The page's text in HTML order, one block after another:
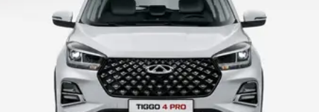
НАШИ МЕРОПРИЯТИЯ
ВИДЕООБЗОРЫ
CHERY ДЛЯ ДЕТЕЙ